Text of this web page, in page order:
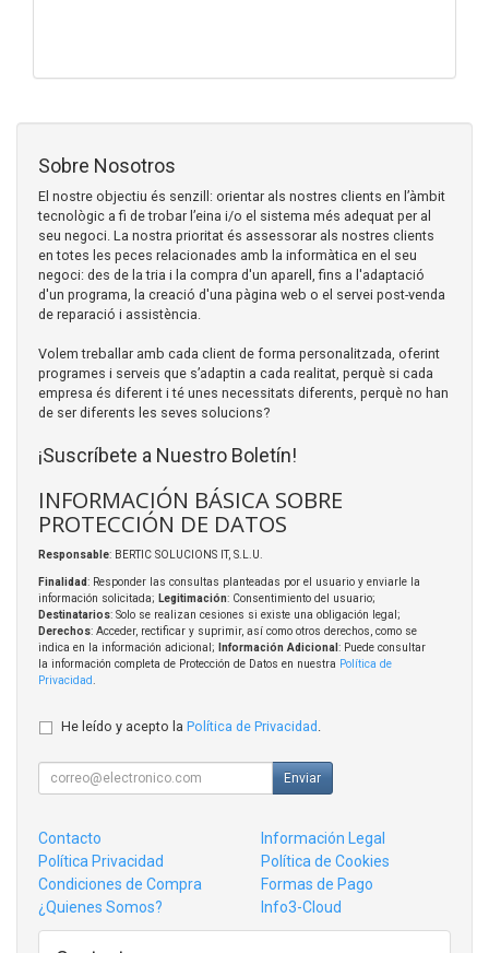
Sobre Nosotros
El nostre objectiu és senzill: orientar als nostres clients en l’àmbit
tecnològic a fi de trobar l’eina i/o el sistema més adequat per al
seu negoci. La nostra prioritat és assessorar als nostres clients
en totes les peces relacionades amb la informàtica en el seu
negoci: des de la tria i la compra d'un aparell, fins a l'adaptació
d'un programa, la creació d'una pàgina web o el servei post-venda
de reparació i assistència.
Volem treballar amb cada client de forma personalitzada, oferint
programes i serveis que s’adaptin a cada realitat, perquè si cada
empresa és diferent i té unes necessitats diferents, perquè no han
de ser diferents les seves solucions?
¡Suscríbete a Nuestro Boletín!
INFORMACIÓN BÁSICA SOBRE
PROTECCIÓN DE DATOS
Responsable: BERTIC SOLUCIONS IT, S.L.U.
Finalidad: Responder las consultas planteadas por el usuario y enviarle la
información solicitada; Legitimación: Consentimiento del usuario;
Destinatarios: Solo se realizan cesiones si existe una obligación legal;
Derechos: Acceder, rectificar y suprimir, así como otros derechos, como se
indica en la información adicional;
Información Adicional : Puede consultar
la información completa de Protección de Datos en nuestra Política de
Privacidad
He leído y acepto la Política de Privacidad
Enviar
Contacto
Información Legal
Política Privacidad
Política de Cookies
Condiciones de Compra
Formas de Pago
¿Quienes Somos?
Info3-Cloud